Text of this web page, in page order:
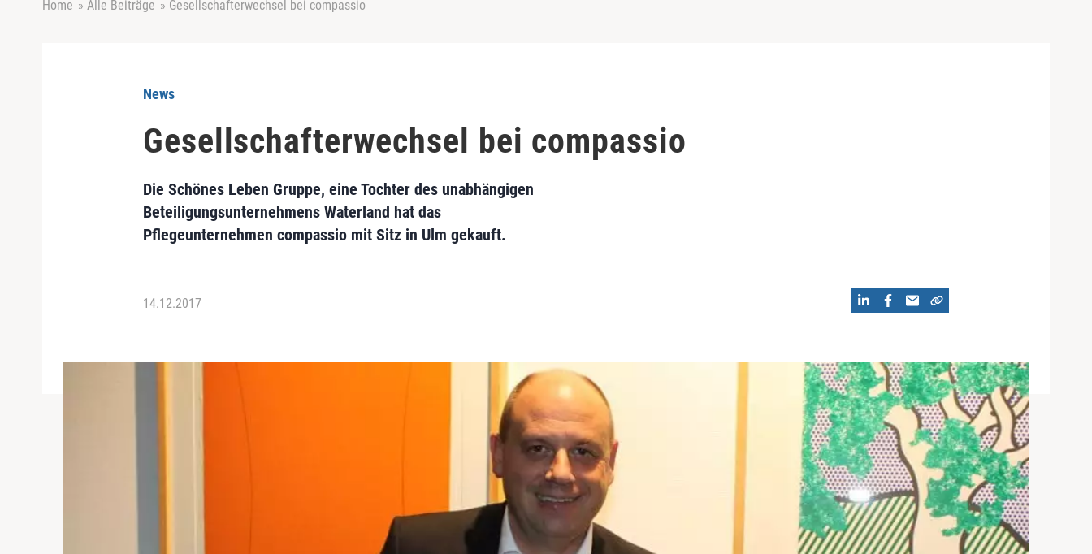
Home » Alle Beiträge » Gesellschafterwechsel bei compassio
News
Gesellschafterwechsel bei compassio
Die Schönes Leben Gruppe, eine Tochter des unabhängigen
Beteiligungsunternehmens Waterland hat das
Pflegeunternehmen compassio mit Sitz in Ulm gekauft.
14.12.2017